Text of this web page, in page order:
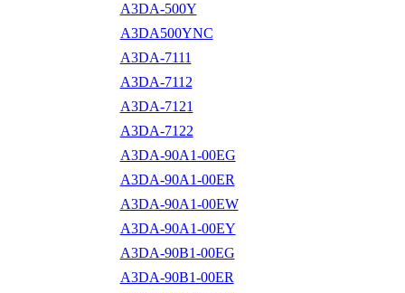
A3DA-500Y
A3DA500YNC
A3DA-7111
A3DA-7112
A3DA-7121
A3DA-7122
A3DA-90A1-00EG
A3DA-90A1-00ER
A3DA-90A1-00EW
A3DA-90A1-00EY
A3DA-90B1-00EG
A3DA-90B1-00ER